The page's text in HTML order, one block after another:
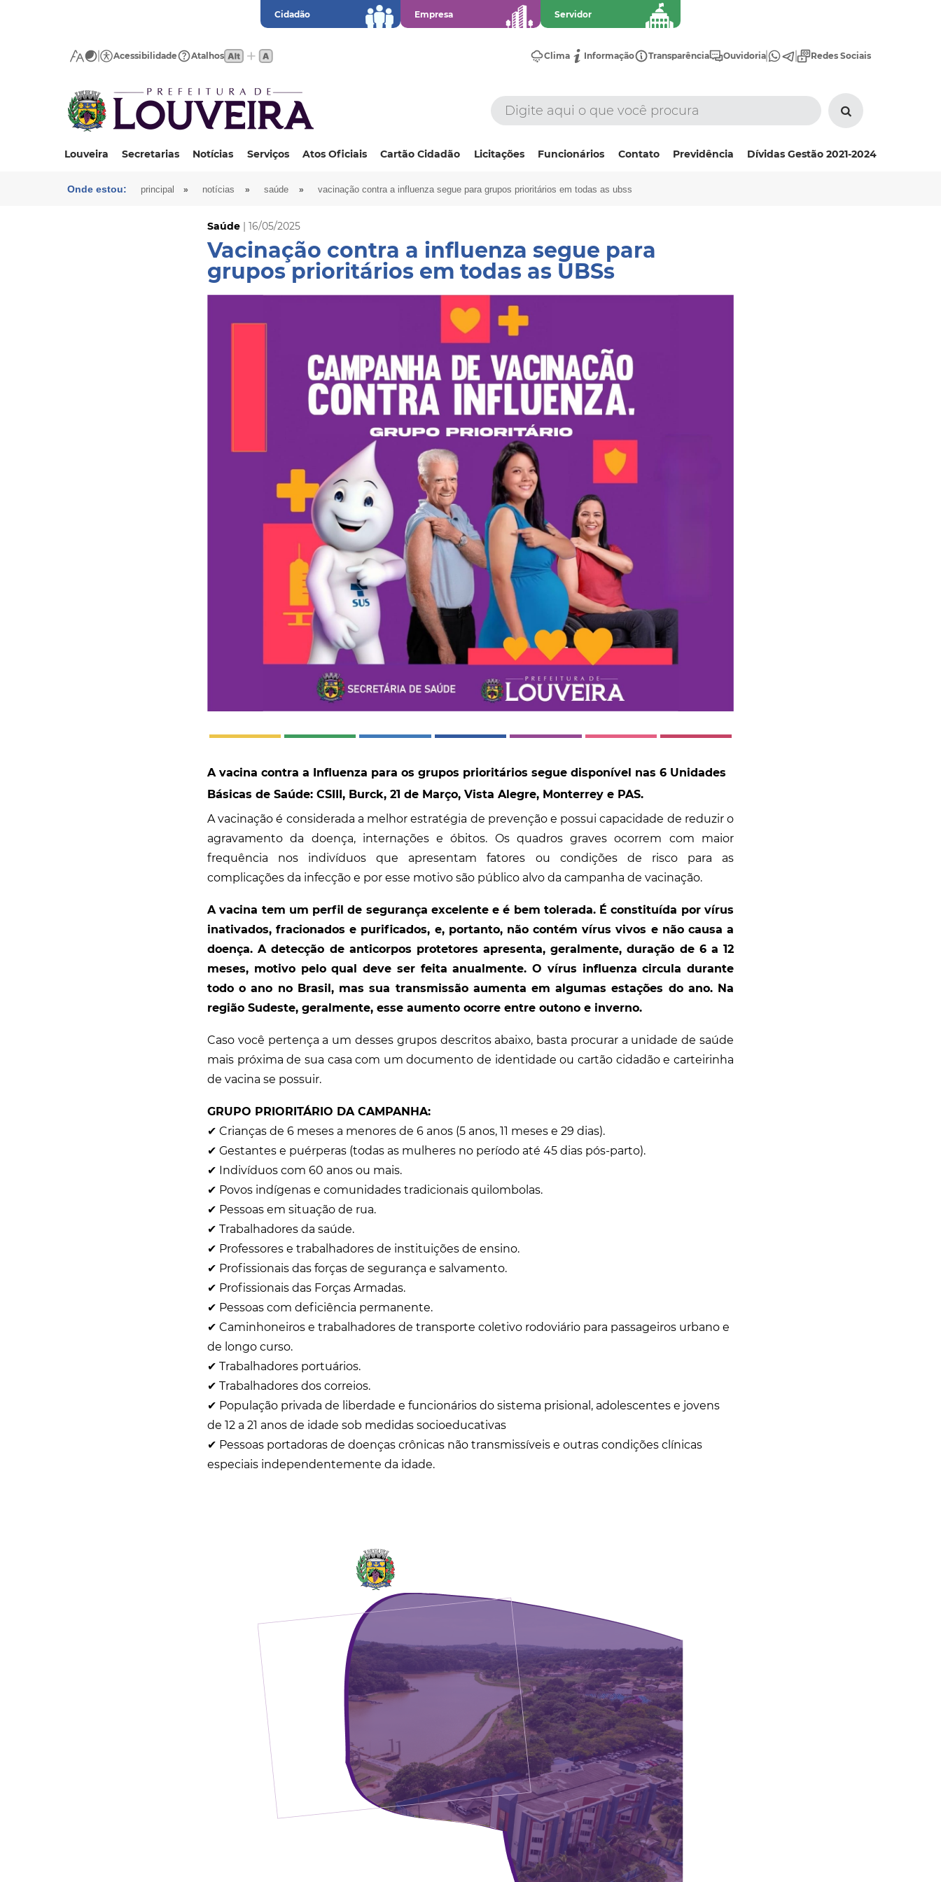
Cidadão Empresa Servidor
Acessibilidade Atalhos Clima Informação Transparência Ouvidoria Redes Sociais
Louveira Secretarias Notícias Serviços Atos Oficiais Cartão Cidadão Licitações Funcionários Contato Previdência Dívidas Gestão 2021-2024
Onde estou: principal » notícias » saúde » vacinação contra a influenza segue para grupos prioritários em todas as ubss
Saúde | 16/05/2025
Vacinação contra a influenza segue para
grupos prioritários em todas as UBSs
A vacina contra a Influenza para os grupos prioritários segue disponível nas 6 Unidades
Básicas de Saúde: CSIII, Burck, 21 de Março, Vista Alegre, Monterrey e PAS.
A vacinação é considerada a melhor estratégia de prevenção e possui capacidade de reduzir o
agravamento da doença, internações e óbitos. Os quadros graves ocorrem com maior
frequência nos indivíduos que apresentam fatores ou condições de risco para as
complicações da infecção e por esse motivo são público alvo da campanha de vacinação.
A vacina tem um perfil de segurança excelente e é bem tolerada. É constituída por vírus
inativados, fracionados e purificados, e, portanto, não contém vírus vivos e não causa a
doença. A detecção de anticorpos protetores apresenta, geralmente, duração de 6 a 12
meses, motivo pelo qual deve ser feita anualmente. O vírus influenza circula durante
todo o ano no Brasil, mas sua transmissão aumenta em algumas estações do ano. Na
região Sudeste, geralmente, esse aumento ocorre entre outono e inverno.
Caso você pertença a um desses grupos descritos abaixo, basta procurar a unidade de saúde
mais próxima de sua casa com um documento de identidade ou cartão cidadão e carteirinha
de vacina se possuir.
GRUPO PRIORITÁRIO DA CAMPANHA:
✔ Crianças de 6 meses a menores de 6 anos (5 anos, 11 meses e 29 dias).
✔ Gestantes e puérperas (todas as mulheres no período até 45 dias pós-parto).
✔ Indivíduos com 60 anos ou mais.
✔ Povos indígenas e comunidades tradicionais quilombolas.
✔ Pessoas em situação de rua.
✔ Trabalhadores da saúde.
✔ Professores e trabalhadores de instituições de ensino.
✔ Profissionais das forças de segurança e salvamento.
✔ Profissionais das Forças Armadas.
✔ Pessoas com deficiência permanente.
✔ Caminhoneiros e trabalhadores de transporte coletivo rodoviário para passageiros urbano e
de longo curso.
✔ Trabalhadores portuários.
✔ Trabalhadores dos correios.
✔ População privada de liberdade e funcionários do sistema prisional, adolescentes e jovens
de 12 a 21 anos de idade sob medidas socioeducativas
✔ Pessoas portadoras de doenças crônicas não transmissíveis e outras condições clínicas
especiais independentemente da idade.